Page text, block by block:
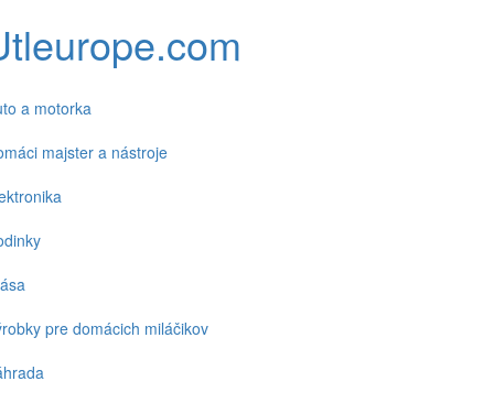
a motorka
majster a nástroje
pre domácich miláčikov